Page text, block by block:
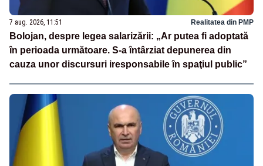
7 aug. 2026, 11:51 Realitatea din PMP
Bolojan, despre legea salarizării: „Ar putea fi adoptată
în perioada următoare. S-a întârziat depunerea din
cauza unor discursuri iresponsabile în spaţiul public”